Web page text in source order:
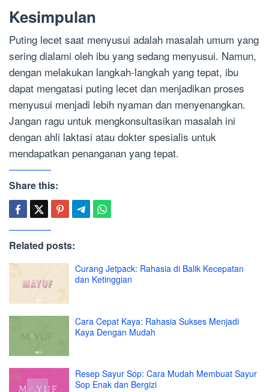
Kesimpulan
Puting lecet saat menyusui adalah masalah umum yang
sering dialami oleh ibu yang sedang menyusui. Namun,
dengan melakukan langkah-langkah yang tepat, ibu
dapat mengatasi puting lecet dan menjadikan proses
menyusui menjadi lebih nyaman dan menyenangkan.
Jangan ragu untuk mengkonsultasikan masalah ini
dengan ahli laktasi atau dokter spesialis untuk
mendapatkan penanganan yang tepat.
Share this:
Related posts:
Curang Jetpack: Rahasia di Balik Kecepatan
dan Ketinggian
Cara Cepat Kaya: Rahasia Sukses Menjadi
Kaya Dengan Mudah
Resep Sayur Sop: Cara Mudah Membuat Sayur
Sop Enak dan Bergizi